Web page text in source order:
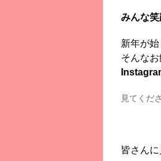
みんな
新年が
そんな
見てくだ
皆さん